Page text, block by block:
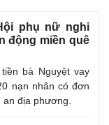
phụ nữ nghi
động miền quê
bà Nguyệt vay
nạn nhân có đơn
địa phương.